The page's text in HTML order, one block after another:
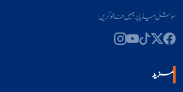
سوشل میڈیا پر ہمیں فالو کریں
مزید